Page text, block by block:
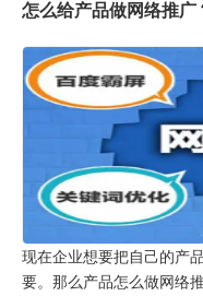
怎么给产品做网络推广
现在企业想要把自己的产
要。那么产品怎么做网络